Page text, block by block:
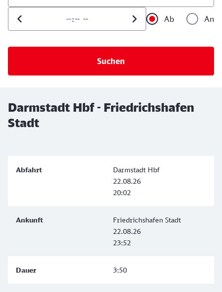
Uhrzeit der Hinfahrt
Ab
An
Darmstadt Hbf - Friedrichshafen
Stadt
Darmstadt Hbf
22.08.26
20:02
Friedrichshafen Stadt
22.08.26
23:52
3:50